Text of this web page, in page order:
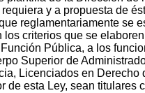
y a propuesta de
reglamentariamente se
los criterios que se
Pública, a los
Superior de
Licenciados en Derecho
de esta Ley, sean titulares